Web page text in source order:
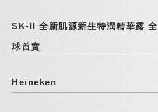
SK-II 全新肌源新生特潤精華露 全
球首賣
Heineken